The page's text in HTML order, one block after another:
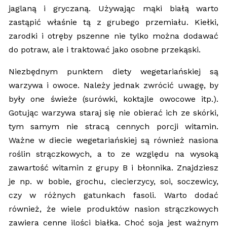
jaglaną i gryczaną. Używając mąki białą warto
zastąpić właśnie tą z grubego przemiału. Kiełki,
zarodki i otręby pszenne nie tylko można dodawać
do potraw, ale i traktować jako osobne przekąski.
Niezbędnym punktem diety wegetariańskiej są
warzywa i owoce. Należy jednak zwrócić uwagę, by
były one świeże (surówki, koktajle owocowe itp.).
Gotując warzywa staraj się nie obierać ich ze skórki,
tym samym nie stracą cennych porcji witamin.
Ważne w diecie wegetariańskiej są również nasiona
roślin strączkowych, a to ze względu na wysoką
zawartość witamin z grupy B i błonnika. Znajdziesz
je np. w bobie, grochu, ciecierzycy, soi, soczewicy,
czy w różnych gatunkach fasoli. Warto dodać
również, że wiele produktów nasion strączkowych
zawiera cenne ilości białka. Choć soja jest ważnym